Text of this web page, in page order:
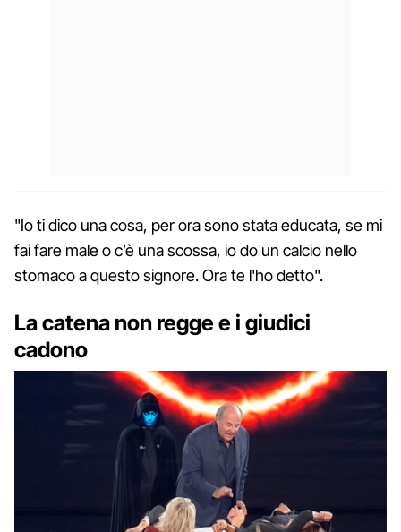
"Io ti dico una cosa, per ora sono stata educata, se mi
fai fare male o c’è una scossa, io do un calcio nello
stomaco a questo signore. Ora te l'ho detto".
La catena non regge e i giudici
cadono